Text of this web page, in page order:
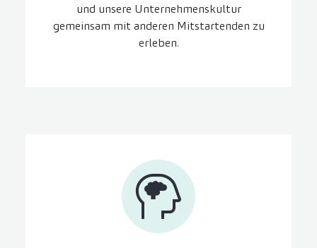
und unsere Unternehmenskultur
gemeinsam mit anderen Mitstartenden zu
erleben.